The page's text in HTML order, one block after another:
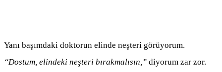
Yanı başımdaki doktorun elinde neşteri görüyorum.
“Dostum, elindeki neşteri bırakmalısın,” diyorum zar zor.